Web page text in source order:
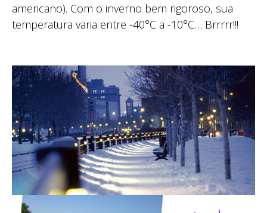
americano). Com o inverno bem rigoroso, sua
temperatura varia entre -40°C a -10°C… Brrrrr!!!